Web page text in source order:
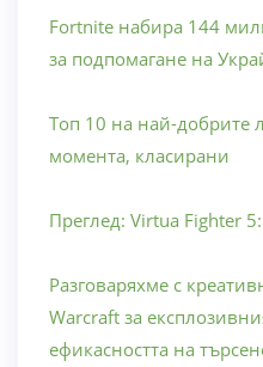
Fortnite набира 144
за подпомагане на
Топ 10 на най-добрите
момента, класирани
Преглед: Virtua Fighter
Разговаряхме с
Warcraft за
ефикасността на